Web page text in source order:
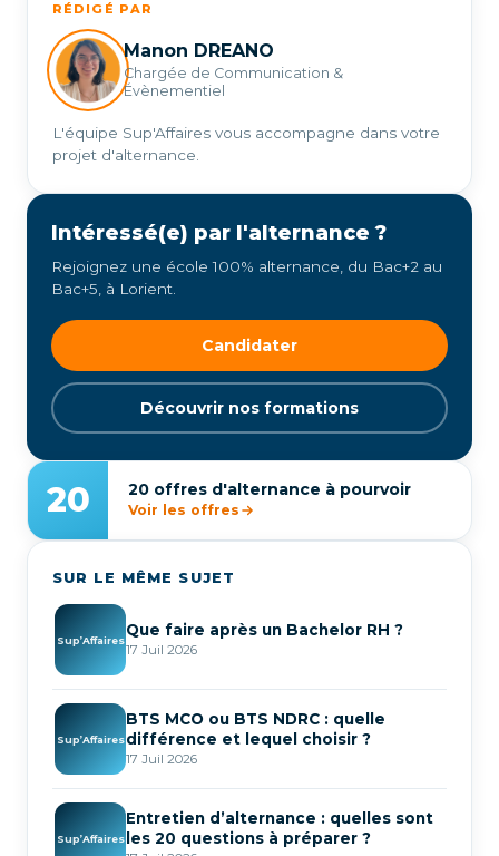
RÉDIGÉ PAR
Manon DREANO
Chargée de Communication &
Évènementiel
L'équipe Sup'Affaires vous accompagne dans votre
projet d'alternance.
Intéressé(e) par l'alternance ?
Rejoignez une école 100% alternance, du Bac+2 au
Bac+5, à Lorient.
Candidater
Découvrir nos formations
20 20 offres d'alternance à pourvoir
Voir les offres
SUR LE MÊME SUJET
Sup’Affaires
Que faire après un Bachelor RH ?
17 Juil 2026
Sup’Affaires
BTS MCO ou BTS NDRC : quelle
différence et lequel choisir ?
17 Juil 2026
Sup’Affaires
Entretien d’alternance : quelles sont
les 20 questions à préparer ?